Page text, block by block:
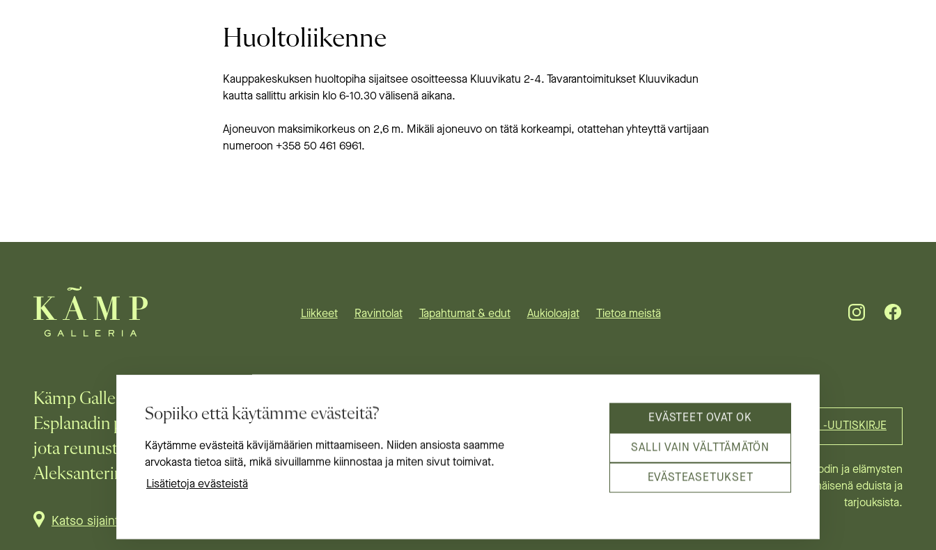
Sopiiko että käytämme evästeitä?
Käytämme evästeitä kävijämäärien mittaamiseen. Niiden ansiosta saamme
arvokasta tietoa siitä, mikä sivuillamme kiinnostaa ja miten sivut toimivat.
Lisätietoja evästeistä
EVÄSTEET OVAT OK
SALLI VAIN VÄLTTÄMÄTÖN
EVÄSTEASETUKSET
Huoltoliikenne
Kauppakeskuksen huoltopiha sijaitsee osoitteessa Kluuvikatu 2-4. Tavarantoimitukset Kluuvikadun
kautta sallittu arkisin klo 6-10.30 välisenä aikana.
Ajoneuvon maksimikorkeus on 2,6 m. Mikäli ajoneuvo on tätä korkeampi, otattehan yhteyttä vartijaan
numeroon +358 50 461 6961.
Liikkeet Ravintolat Tapahtumat & edut Aukioloajat Tietoa meistä
Kämp Galleria on Helsingin laadukkain kauppakeskus,
Esplanadin puiston laidalla. Olemme elämysten kortteli,
jota reunustavat Pohjoisesplanadi, Mikonkatu,
Aleksanterinkatu ja Kluuvikatu.
Katso sijainti kartalla
TILAA BRANDS & TRENDS -UUTISKIRJE
Uutiskirjeemme vie sinut muodin ja elämysten
huipulle ja kertoo ensimmäisenä eduista ja
tarjouksista.